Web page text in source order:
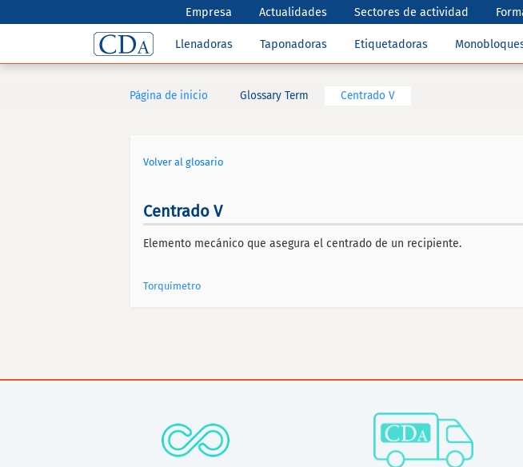
Empresa Actualidades Sectores de actividad
Llenadoras Taponadoras Etiquetadoras
Página de inicio Glossary Term Centrado V
Volver al glosario
Centrado V
Elemento mecánico que asegura el centrado de un recipiente.
Torquímetro